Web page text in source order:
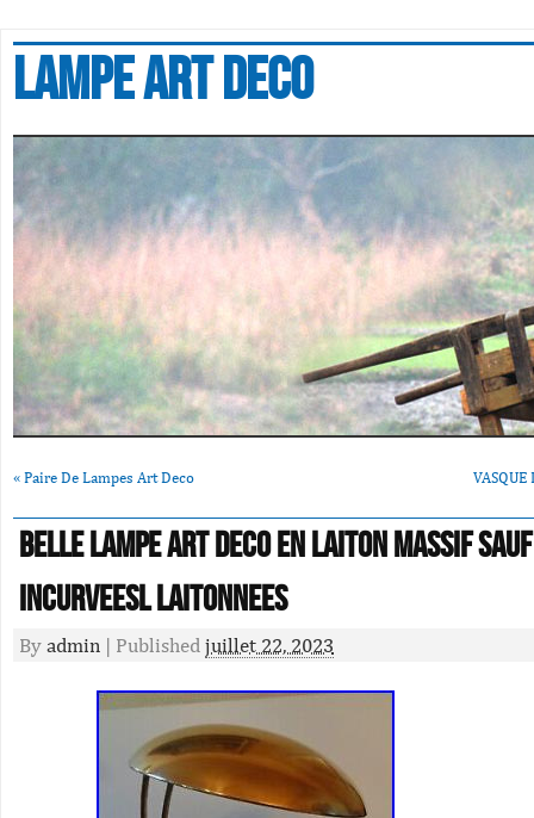
Lampe art deco
« Paire De Lampes Art Deco
Belle Lampe Art Deco En Laiton Massif
Incurveesl Laitonnees
By admin | Published juillet 22, 2023